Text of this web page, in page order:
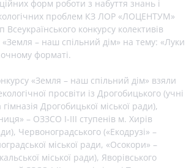
форм роботи з набуття знань і
проблем КЗ ЛОР «ЛОЦЕНТУМ»
конкурсу колективів
«Земля – наш спільний дім» на тему: «Луки
форматі.
«Земля – наш спільний дім» взяли
просвіти із Дрогобицького (учні
Дрогобицької міської ради),
– ОЗЗСО І-ІІІ ступенів м. Хирів
Червоноградського («Екодрузі» –
міської ради, «Осокори» –
міської ради), Яворівського